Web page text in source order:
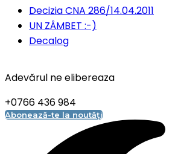
Decizia CNA 286/14.04.2011
UN ZÂMBET :-)
Decalog
Adevărul ne elibereaza
+0766 436 984
Abonează-te la noutăți